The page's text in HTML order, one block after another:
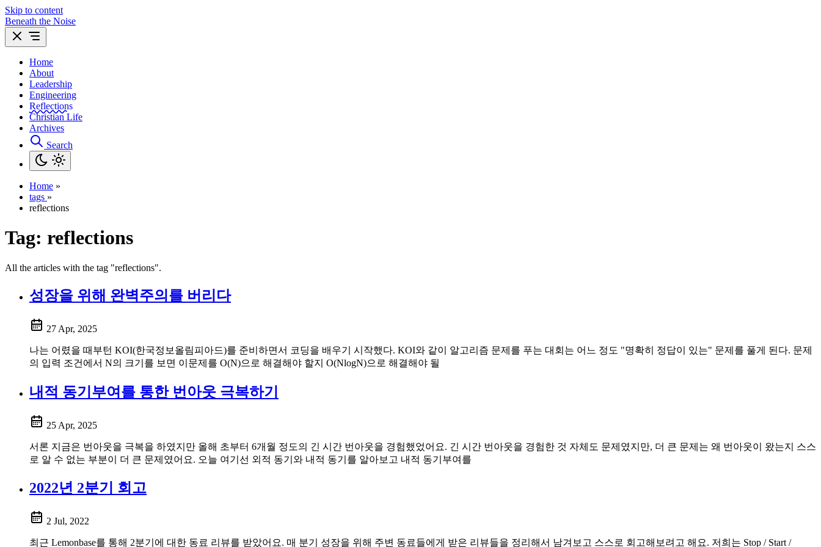
Skip to content
Beneath the Noise
Home
About
Leadership
Engineering
Reflections
Christian Life
Archives
Search
Home »
tags »
reflections
Tag: reflections
All the articles with the tag "reflections".
성장을 위해 완벽주의를 버리다
27 Apr, 2025
나는 어렸을 때부턴 KOI(한국정보올림피아드)를 준비하면서 코딩을 배우기 시작했다. KOI와 같이 알고리즘 문제를 푸는 대회는 어느 정도 "명확히 정답이 있는" 문제를 풀게 된다. 문제
의 입력 조건에서 N의 크기를 보면 이문제를 O(N)으로 해결해야 할지 O(NlogN)으로 해결해야 될
내적 동기부여를 통한 번아웃 극복하기
25 Apr, 2025
서론 지금은 번아웃을 극복을 하였지만 올해 초부터 6개월 정도의 긴 시간 번아웃을 경험했었어요. 긴 시간 번아웃을 경험한 것 자체도 문제였지만, 더 큰 문제는 왜 번아웃이 왔는지 스스
로 알 수 없는 부분이 더 큰 문제였어요. 오늘 여기선 외적 동기와 내적 동기를 알아보고 내적 동기부여를
2022년 2분기 회고
2 Jul, 2022
최근 Lemonbase를 통해 2분기에 대한 동료 리뷰를 받았어요. 매 분기 성장을 위해 주변 동료들에게 받은 리뷰들을 정리해서 남겨보고 스스로 회고해보려고 해요. 저희는 Stop / Start /